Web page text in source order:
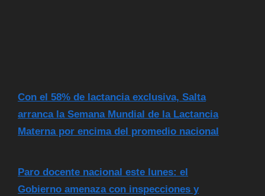
Con el 58% de lactancia exclusiva, Salta
arranca la Semana Mundial de la Lactancia
Materna por encima del promedio nacional
Paro docente nacional este lunes: el
Gobierno amenaza con inspecciones y